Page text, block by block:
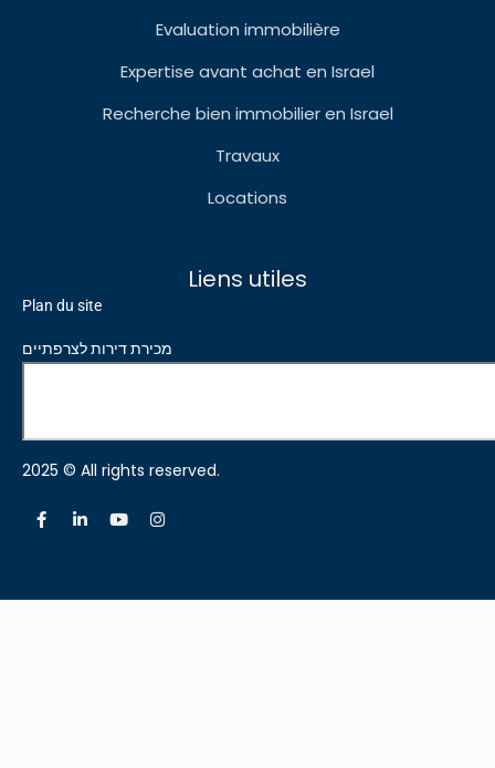
Evaluation immobilière
Expertise avant achat en Israel
Recherche bien immobilier en Israel
Travaux
Locations
Liens utiles
Plan du site
מכירת דירות לצרפתיים
2025 © All rights reserved.